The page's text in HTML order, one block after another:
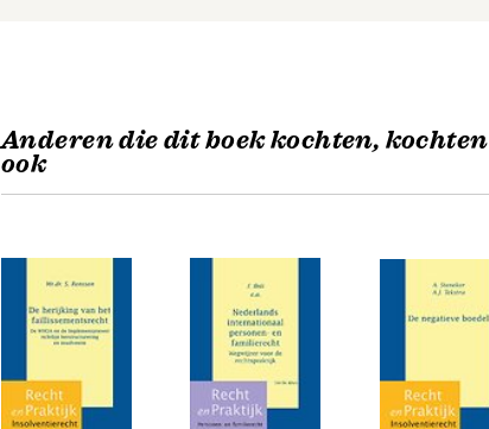
Anderen die dit boek kochten, kochten
ook